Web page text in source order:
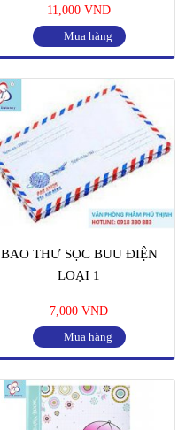
11,000 VND
Mua hàng
BAO THƯ SỌC BUU ĐIỆN
LOẠI 1
7,000 VND
Mua hàng